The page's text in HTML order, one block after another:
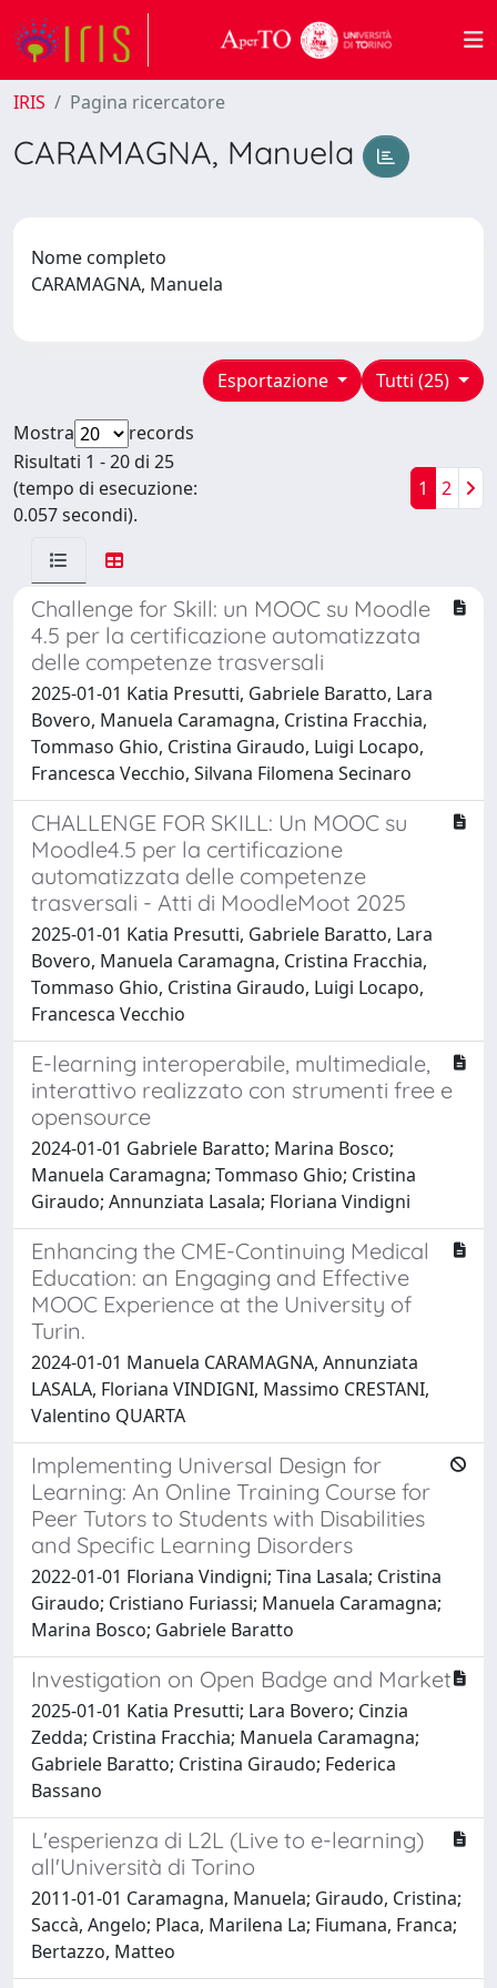
IRIS Pagina ricercatore
CARAMAGNA, Manuela
Nome completo
CARAMAGNA, Manuela
Tutti (25)
Esportazione
Mostra
records
Risultati 1 - 20 di 25
(tempo di esecuzione:
0.057 secondi).
1 2
Challenge for Skill: un MOOC su Moodle
4.5 per la certificazione automatizzata
delle competenze trasversali
2025-01-01 Katia Presutti, Gabriele Baratto, Lara
Bovero, Manuela Caramagna, Cristina Fracchia,
Tommaso Ghio, Cristina Giraudo, Luigi Locapo,
Francesca Vecchio, Silvana Filomena Secinaro
CHALLENGE FOR SKILL: Un MOOC su
Moodle4.5 per la certificazione
automatizzata delle competenze
trasversali - Atti di MoodleMoot 2025
2025-01-01 Katia Presutti, Gabriele Baratto, Lara
Bovero, Manuela Caramagna, Cristina Fracchia,
Tommaso Ghio, Cristina Giraudo, Luigi Locapo,
Francesca Vecchio
E-learning interoperabile, multimediale,
interattivo realizzato con strumenti free e
opensource
2024-01-01 Gabriele Baratto; Marina Bosco;
Manuela Caramagna; Tommaso Ghio; Cristina
Giraudo; Annunziata Lasala; Floriana Vindigni
Enhancing the CME-Continuing Medical
Education: an Engaging and Effective
MOOC Experience at the University of
Turin.
2024-01-01 Manuela CARAMAGNA, Annunziata
LASALA, Floriana VINDIGNI, Massimo CRESTANI,
Valentino QUARTA
Implementing Universal Design for
Learning: An Online Training Course for
Peer Tutors to Students with Disabilities
and Specific Learning Disorders
2022-01-01 Floriana Vindigni; Tina Lasala; Cristina
Giraudo; Cristiano Furiassi; Manuela Caramagna;
Marina Bosco; Gabriele Baratto
Investigation on Open Badge and Market
2025-01-01 Katia Presutti; Lara Bovero; Cinzia
Zedda; Cristina Fracchia; Manuela Caramagna;
Gabriele Baratto; Cristina Giraudo; Federica
Bassano
L'esperienza di L2L (Live to e-learning)
all'Università di Torino
2011-01-01 Caramagna, Manuela; Giraudo, Cristina;
Saccà, Angelo; Placa, Marilena La; Fiumana, Franca;
Bertazzo, Matteo